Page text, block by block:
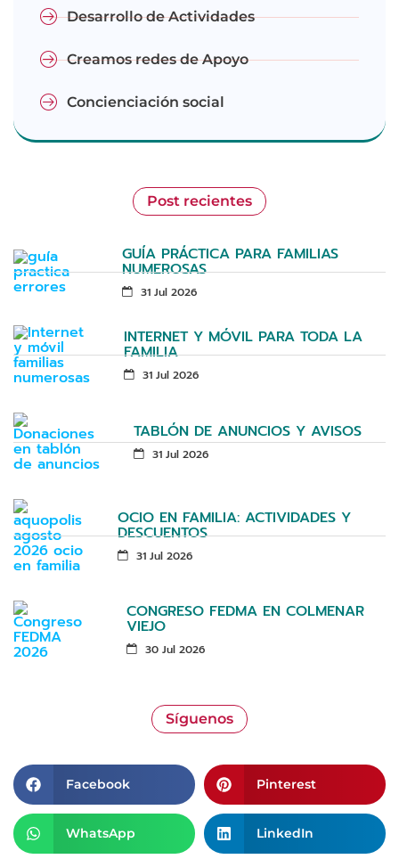
Desarrollo de Actividades
Creamos redes de Apoyo
Concienciación social
Post recientes
GUÍA PRÁCTICA PARA FAMILIAS
NUMEROSAS
31 Jul 2026
INTERNET Y MÓVIL PARA TODA LA
FAMILIA
31 Jul 2026
TABLÓN DE ANUNCIOS Y AVISOS
31 Jul 2026
OCIO EN FAMILIA: ACTIVIDADES Y
DESCUENTOS
31 Jul 2026
CONGRESO FEDMA EN COLMENAR
VIEJO
30 Jul 2026
Síguenos
Facebook Pinterest
WhatsApp LinkedIn